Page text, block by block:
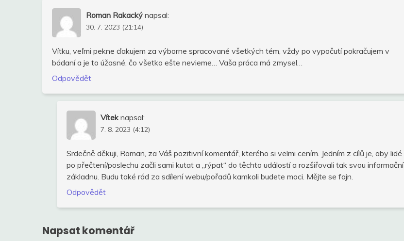
Roman Rakacký napsal:
30. 7. 2023 (21:14)
Vítku, veľmi pekne ďakujem za výborne spracované všetkých tém, vždy po vypočutí pokračujem v
bádaní a je to úžasné, čo všetko ešte nevieme… Vaša práca má zmysel…
Odpovědět
Vítek napsal:
7. 8. 2023 (4:12)
Srdečně děkuji, Roman, za Váš pozitivní komentář, kterého si velmi cením. Jedním z cílů je, aby lidé
po přečtení/poslechu začli sami kutat a „rýpat“ do těchto událostí a rozšiřovali tak svou informační
základnu. Budu také rád za sdílení webu/pořadů kamkoli budete moci. Mějte se fajn.
Odpovědět
Napsat komentář